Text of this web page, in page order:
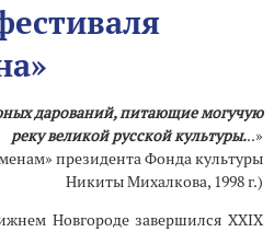
дарований, питающие могучую
реку великой русской культуры...»
президента Фонда культуры
Никиты Михалкова, 1998 г.)
Новгороде завершился XXIX